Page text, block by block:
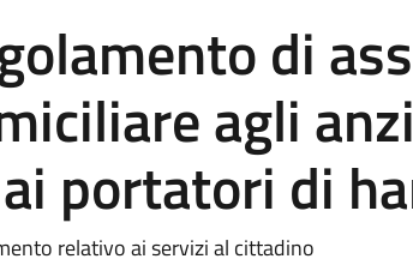
di
agli
portatori di
relativo ai servizi al cittadino